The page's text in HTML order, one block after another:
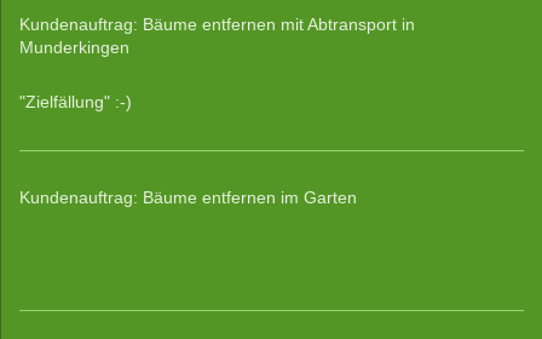
Kundenauftrag: Bäume entfernen mit Abtransport in
Munderkingen
"Zielfällung" :-)
Kundenauftrag: Bäume entfernen im Garten